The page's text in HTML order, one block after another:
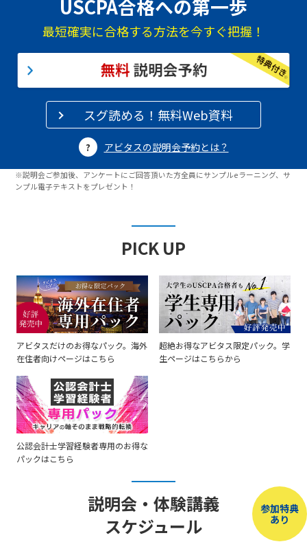
USCPA合格への第一歩
最短確実に合格する方法を今すぐ把握！
スグ読める！無料Web資料
アビタスの説明会予約とは？
※説明会ご参加後、アンケートにご回答頂いた方全員にサンプルeラーニング、サ
ンプル電子テキストをプレゼント！
PICK UP
アビタスだけのお得なパック。海外
在住者向けページはこちら
超絶お得なアビタス限定パック。学
生ページはこちらから
公認会計士学習経験者専用のお得な
パックはこちら
参加特典
あり
説明会・体験講義
スケジュール